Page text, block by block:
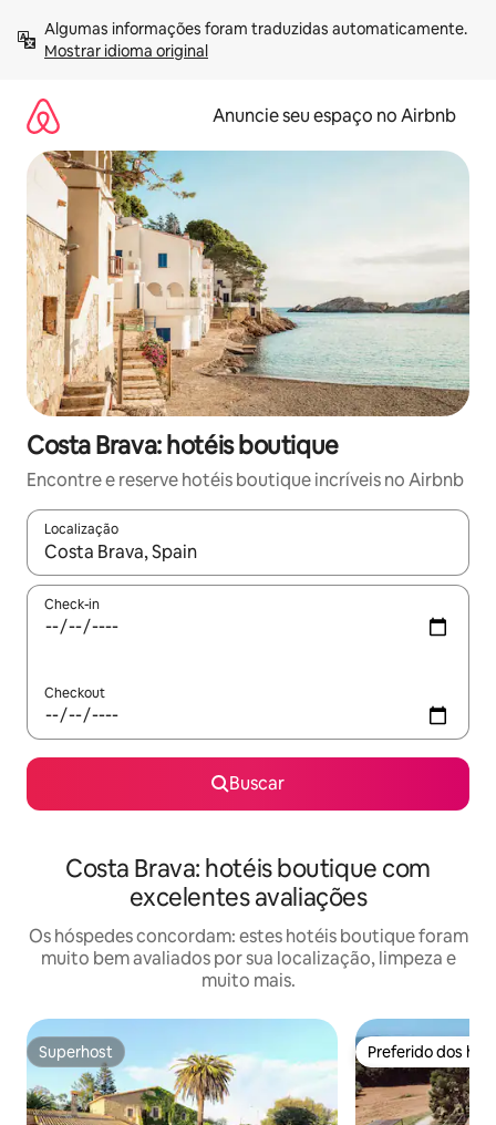
para
Mostrar idioma original
Anuncie seu espaço no Airbnb
Costa Brava: hotéis boutique
Encontre e reserve hotéis boutique incríveis no Airbnb
Localização
Quando os resultados estiverem disponíveis, explore-os
Check-in
Checkout
Buscar
Costa Brava: hotéis boutique com
excelentes avaliações
Os hóspedes concordam: estes hotéis boutique foram
muito bem avaliados por sua localização, limpeza e
muito mais.
Superhost
Superhost Preferido dos
Preferido dos